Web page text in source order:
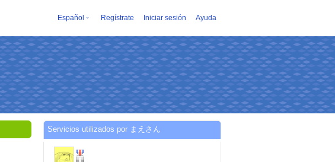
Español Regístrate Iniciar sesión Ayuda
Servicios utilizados por まえさん